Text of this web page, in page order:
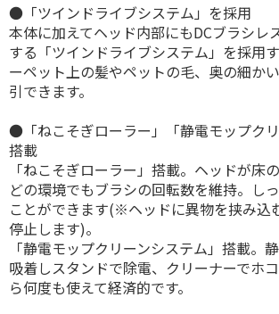
●「ツインドライブシステム」を採用
本体に加えてヘッド内部にもDCブラシレ
する「ツインドライブシステム」を採用
ーペット上の髪やペットの毛、奥の細か
引できます。
●「ねこそぎローラー」「静電モップクリ
搭載
「ねこそぎローラー」搭載。ヘッドが床
どの環境でもブラシの回転数を維持。し
ことができます(※ヘッドに異物を挟み込
停止します)。
「静電モップクリーンシステム」搭載。
吸着しスタンドで除電、クリーナーでホ
ら何度も使えて経済的です。